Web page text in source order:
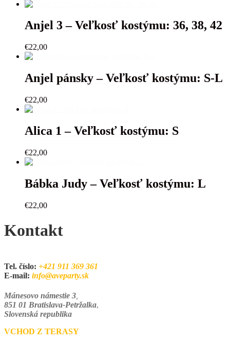
Anjel 3 – Veľkosť kostýmu: 36, 38, 42
€22,00
Anjel pánsky – Veľkosť kostýmu: S-L
€22,00
Alica 1 – Veľkosť kostýmu: S
€22,00
Bábka Judy – Veľkosť kostýmu: L
€22,00
Kontakt
Tel. číslo: +421 911 369 361
E-mail: info@aveparty.sk
Mánesovo námestie 3
851 01 Bratislava-Petržalka,
Slovenská republika
VCHOD Z TERASY